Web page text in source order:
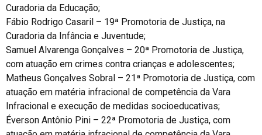
Curadoria da Educação;
Fábio Rodrigo Casaril – 19ª Promotoria de Justiça, na
Curadoria da Infância e Juventude;
Samuel Alvarenga Gonçalves – 20ª Promotoria de Justiça,
com atuação em crimes contra crianças e adolescentes;
Matheus Gonçalves Sobral – 21ª Promotoria de Justiça, com
atuação em matéria infracional de competência da Vara
Infracional e execução de medidas socioeducativas;
Éverson Antônio Pini – 22ª Promotoria de Justiça, com